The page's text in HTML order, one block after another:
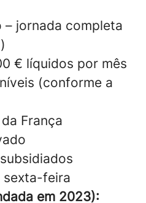
jornada completa
€ líquidos por mês
(conforme a
França
sexta-feira
em 2023):